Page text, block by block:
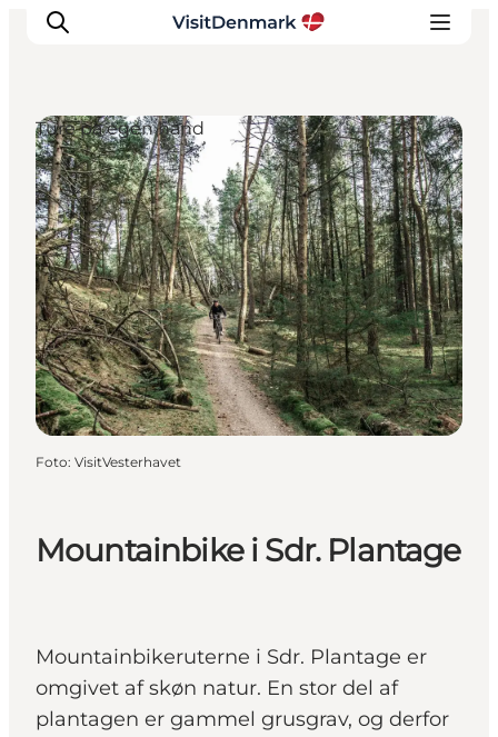
Inspiration
Destinationer
Oplevelser
Overnatning
Planlæg ferien
Mountainbike i Sdr. Plantage
Mountainbikeruterne i Sdr. Plantage er
omgivet af skøn natur. En stor del af
plantagen er gammel grusgrav, og derfor
Ture på egen hånd
Foto: VisitVesterhavet